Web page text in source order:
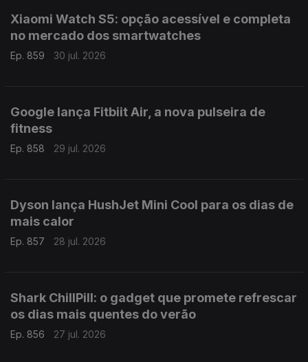
Xiaomi Watch S5: opção acessível e completa
no mercado dos smartwatches
Ep. 859 30 jul. 2026
Google lança Fitbiit Air, a nova pulseira de
fitness
Ep. 858 29 jul. 2026
Dyson lança HushJet Mini Cool para os dias de
mais calor
Ep. 857 28 jul. 2026
Shark ChillPill: o gadget que promete refrescar
os dias mais quentes do verão
Ep. 856 27 jul. 2026